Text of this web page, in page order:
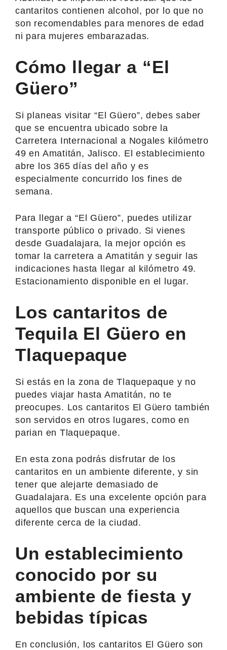
cantaritos contienen alcohol, por lo que no
son recomendables para menores de edad
ni para mujeres embarazadas.
Cómo llegar a “El
Güero”
Si planeas visitar “El Güero”, debes saber
que se encuentra ubicado sobre la
Carretera Internacional a Nogales kilómetro
49 en Amatitán, Jalisco. El establecimiento
abre los 365 días del año y es
especialmente concurrido los fines de
semana.
Para llegar a “El Güero”, puedes utilizar
transporte público o privado. Si vienes
desde Guadalajara, la mejor opción es
tomar la carretera a Amatitán y seguir las
indicaciones hasta llegar al kilómetro 49.
Estacionamiento disponible en el lugar.
Los cantaritos de
Tequila El Güero en
Tlaquepaque
Si estás en la zona de Tlaquepaque y no
puedes viajar hasta Amatitán, no te
preocupes. Los cantaritos El Güero también
son servidos en otros lugares, como en
parian en Tlaquepaque.
En esta zona podrás disfrutar de los
cantaritos en un ambiente diferente, y sin
tener que alejarte demasiado de
Guadalajara. Es una excelente opción para
aquellos que buscan una experiencia
diferente cerca de la ciudad.
Un establecimiento
conocido por su
ambiente de fiesta y
bebidas típicas
En conclusión, los cantaritos El Güero son